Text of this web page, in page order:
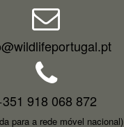
918 068 872
para a rede móvel nacional)